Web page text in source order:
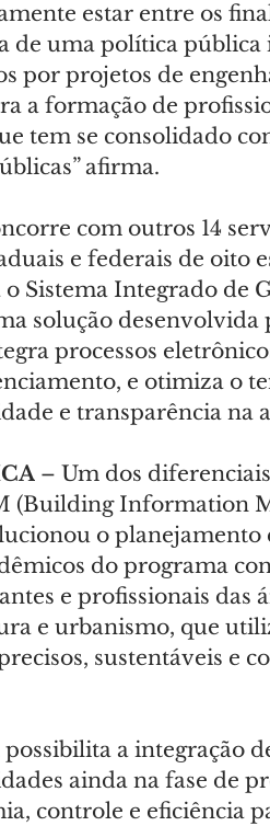
estar entre os
de uma política
por projetos de
a formação de
tem se consolidado
afirma.
com outros 14
e federais de oito
o Sistema Integrado de
solução desenvolvida
processos
e otimiza o
e transparência na
– Um dos
(Building Information
o planejamento
do programa
e profissionais das
e urbanismo, que
sustentáveis e
a integração
ainda na fase de
controle e eficiência